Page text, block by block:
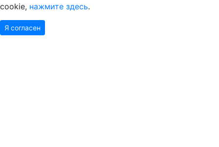
cookie, нажмите здесь.
Я согласен